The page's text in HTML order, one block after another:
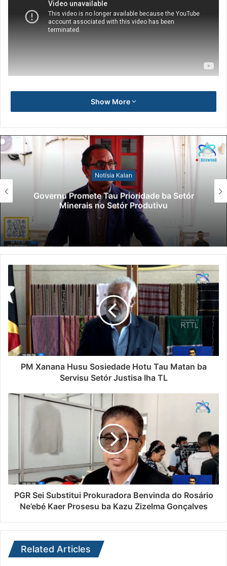
Show More
Notísia Kalan
Governu Promete Tau Prioridade ba Setór
Minerais no Setór Produtivu
PM Xanana Husu Sosiedade Hotu Tau Matan ba
Servisu Setór Justisa Iha TL
PGR Sei Substitui Prokuradora Benvinda do Rosário
Ne’ebé Kaer Prosesu ba Kazu Zizelma Gonçalves
Related Articles